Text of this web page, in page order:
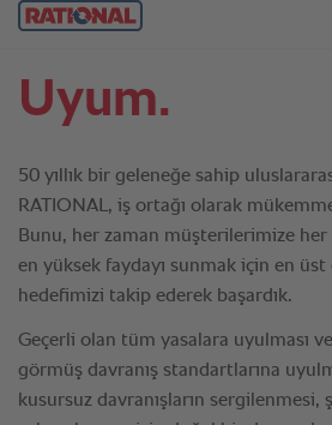
Uyum.